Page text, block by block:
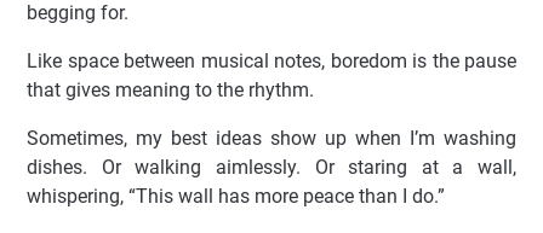
begging for.
Like space between musical notes, boredom is the pause
that gives meaning to the rhythm.
Sometimes, my best ideas show up when I’m washing
dishes. Or walking aimlessly. Or staring at a wall,
whispering, “This wall has more peace than I do.”